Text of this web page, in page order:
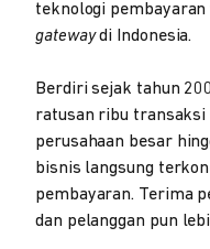
teknologi pembayaran
gatewaydi Indonesia.
Berdiri sejak tahun
ratusan ribu transaksi
perusahaan besar
bisnis langsung
pembayaran. Terima
dan pelanggan pun